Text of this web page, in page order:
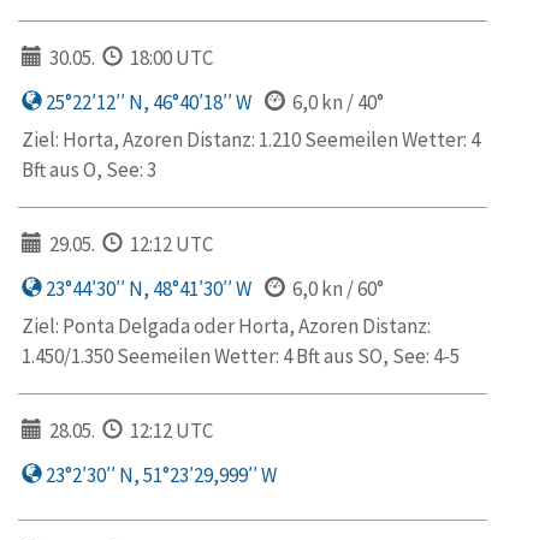
30.05.
18:00 UTC
25°22′12′′ N, 46°40′18′′ W
6,0 kn / 40°
Ziel: Horta, Azoren Distanz: 1.210 Seemeilen Wetter: 4
Bft aus O, See: 3
29.05.
12:12 UTC
23°44′30′′ N, 48°41′30′′ W
6,0 kn / 60°
Ziel: Ponta Delgada oder Horta, Azoren Distanz:
1.450/1.350 Seemeilen Wetter: 4 Bft aus SO, See: 4-5
28.05.
12:12 UTC
23°2′30′′ N, 51°23′29,999′′ W